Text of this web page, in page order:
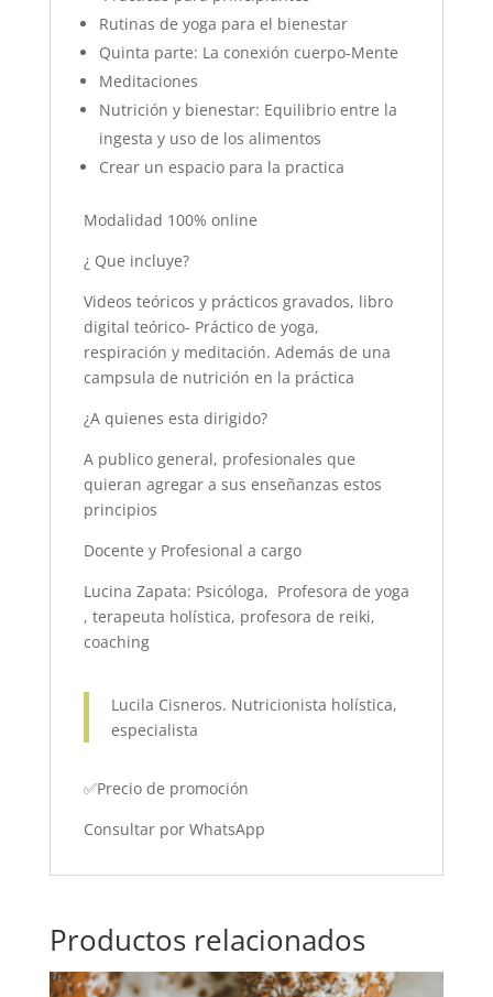
Rutinas de yoga para el bienestar
Quinta parte: La conexión cuerpo-Mente
Meditaciones
Nutrición y bienestar: Equilibrio entre la
ingesta y uso de los alimentos
Crear un espacio para la practica
Modalidad 100% online
¿ Que incluye?
Videos teóricos y prácticos gravados, libro
digital teórico- Práctico de yoga,
respiración y meditación. Además de una
campsula de nutrición en la práctica
¿A quienes esta dirigido?
A publico general, profesionales que
quieran agregar a sus enseñanzas estos
principios
Docente y Profesional a cargo
Lucina Zapata: Psicóloga, Profesora de yoga
, terapeuta holística, profesora de reiki,
coaching
Lucila Cisneros. Nutricionista holística,
especialista
✅️Precio de promoción
Consultar por WhatsApp
Productos relacionados